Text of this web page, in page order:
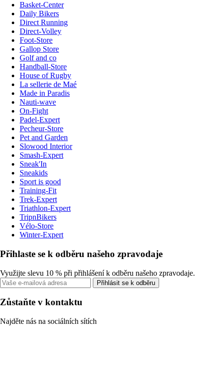
Basket-Center
Daily Bikers
Direct Running
Direct-Volley
Foot-Store
Gallop Store
Golf and co
Handball-Store
House of Rugby
La sellerie de Maé
Made in Paradis
Nauti-wave
On-Fight
Padel-Expert
Pecheur-Store
Pet and Garden
Slowood Interior
Smash-Expert
Sneak'In
Sneakids
Sport is good
Training-Fit
Trek-Expert
Triathlon-Expert
TripnBikers
Vélo-Store
Winter-Expert
Přihlaste se k odběru našeho zpravodaje
Využijte slevu 10 % při přihlášení k odběru našeho zpravodaje.
Přihlásit se k odběru
Zůstaňte v kontaktu
Najděte nás na sociálních sítích